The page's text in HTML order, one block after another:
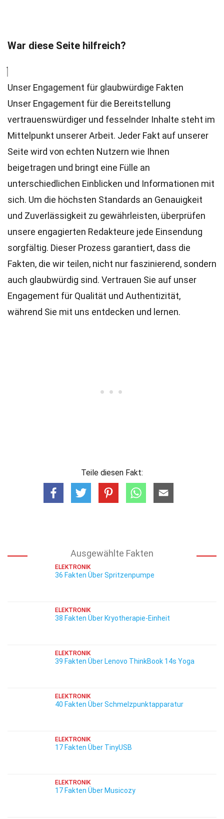
War diese Seite hilfreich?
Unser Engagement für glaubwürdige Fakten
Unser Engagement für die Bereitstellung
vertrauenswürdiger und fesselnder Inhalte steht im
Mittelpunkt unserer Arbeit. Jeder Fakt auf unserer
Seite wird von echten Nutzern wie Ihnen
beigetragen und bringt eine Fülle an
unterschiedlichen Einblicken und Informationen mit
sich. Um die höchsten Standards an Genauigkeit
und Zuverlässigkeit zu gewährleisten, überprüfen
unsere engagierten Redakteure jede Einsendung
sorgfältig. Dieser Prozess garantiert, dass die
Fakten, die wir teilen, nicht nur faszinierend, sondern
auch glaubwürdig sind. Vertrauen Sie auf unser
Engagement für Qualität und Authentizität,
während Sie mit uns entdecken und lernen.
Teile diesen Fakt:
Ausgewählte Fakten
ELEKTRONIK
36 Fakten Über Spritzenpumpe
ELEKTRONIK
38 Fakten Über Kryotherapie-Einheit
ELEKTRONIK
39 Fakten Über Lenovo ThinkBook 14s Yoga
ELEKTRONIK
40 Fakten Über Schmelzpunktapparatur
ELEKTRONIK
17 Fakten Über TinyUSB
ELEKTRONIK
17 Fakten Über Musicozy